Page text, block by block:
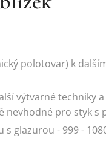
polotovar) k
výtvarné techniky
nevhodné pro styk s
s glazurou - 999 -